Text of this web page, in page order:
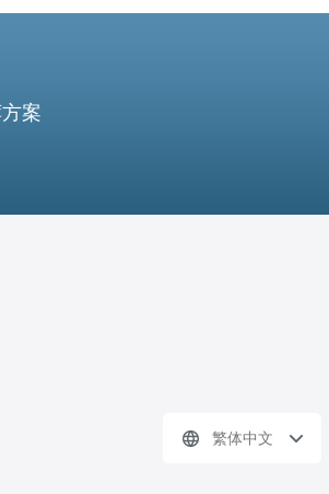
案
繁体中文